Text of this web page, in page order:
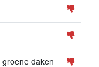
daken